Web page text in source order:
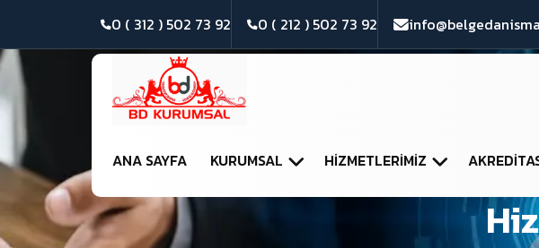
0 ( 312 ) 502 73 92 0 ( 212 ) 502 73 92
ANA SAYFA KURUMSAL HIZMETLERIMIZ